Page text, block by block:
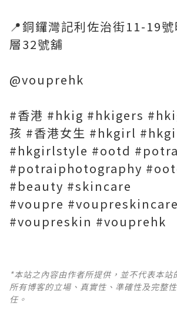
📍銅鑼灣記利佐治街11-19
層32號舖
@vouprehk
#香港 #hkig #hkigers
孩 #香港女生 #hkgirl
#hkgirlstyle #ootd
#potraiphotography
#beauty #skincare
#voupre #voupreskincare
#voupreskin #vouprehk
*本站之內容由作者所提供，並不代表本站
所有博客的立場、真實性、準確性及完整
任。